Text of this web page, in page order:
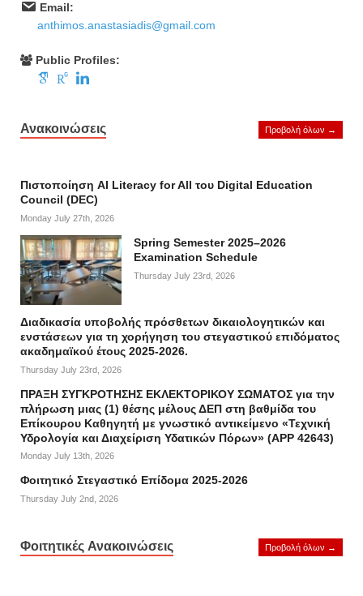
Email:
anthimos.anastasiadis@gmail.com
Public Profiles:
Ανακοινώσεις Προβολή όλων →
Πιστοποίηση AI Literacy for All του Digital Education
Council (DEC)
Monday July 27th, 2026
Spring Semester 2025–2026
Examination Schedule
Thursday July 23rd, 2026
Διαδικασία υποβολής πρόσθετων δικαιολογητικών και
ενστάσεων για τη χορήγηση του στεγαστικού επιδόματος
ακαδημαϊκού έτους 2025-2026.
Thursday July 23rd, 2026
ΠΡΑΞΗ ΣΥΓΚΡΟΤΗΣΗΣ ΕΚΛΕΚΤΟΡΙΚΟΥ ΣΩΜΑΤΟΣ για την
πλήρωση μιας (1) θέσης μέλους ΔΕΠ στη βαθμίδα του
Επίκουρου Καθηγητή με γνωστικό αντικείμενο «Τεχνική
Υδρολογία και Διαχείριση Υδατικών Πόρων» (APP 42643)
Monday July 13th, 2026
Φοιτητικό Στεγαστικό Επίδομα 2025-2026
Thursday July 2nd, 2026
Φοιτητικές Ανακοινώσεις Προβολή όλων →